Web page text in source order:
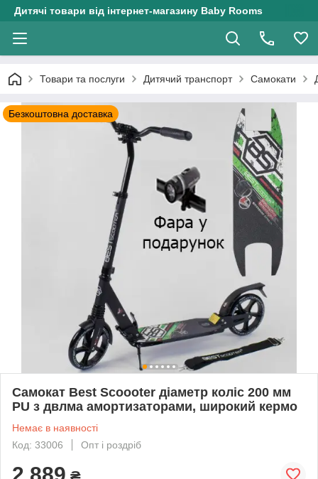
Дитячі товари від інтернет-магазину Baby Rooms
Товари та послуги Дитячий транспорт Самокати
Безкоштовна доставка
Самокат Best Scoooter діаметр коліс 200 мм
PU з двлма амортизаторами, широкий кермо
Немає в наявності
Код: 33006
Опт і роздріб
2 889